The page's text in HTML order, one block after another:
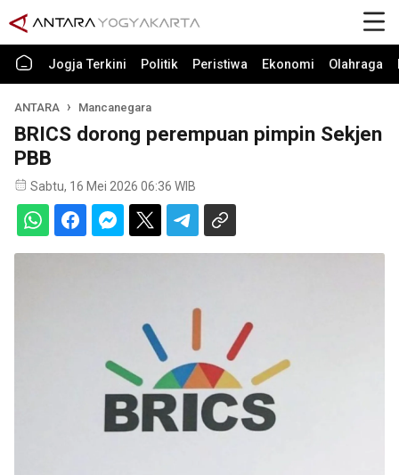
Jogja Terkini Politik Peristiwa Ekonomi Olahraga
ANTARA Mancanegara
BRICS dorong perempuan pimpin Sekjen
PBB
Sabtu, 16 Mei 2026 06:36 WIB